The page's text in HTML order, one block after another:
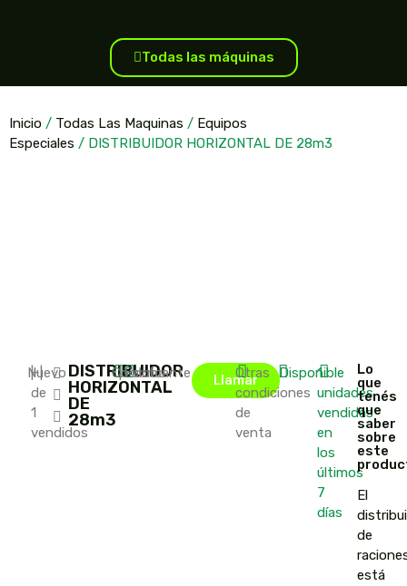
Todas las máquinas
Inicio / Todas Las Maquinas / Equipos
Especiales / DISTRIBUIDOR HORIZONTAL DE 28m3
Nuevo
|+
de
1
vendidos
|
DISTRIBUIDOR
HORIZONTAL
DE
28m3
Córdoba
|Fabricante Llamar
Otras
condiciones
de
venta
Disponible
1
unidades
vendidas
en
los
últimos
7
días
Lo
que
tenés
que
saber
sobre
este
El
de
está